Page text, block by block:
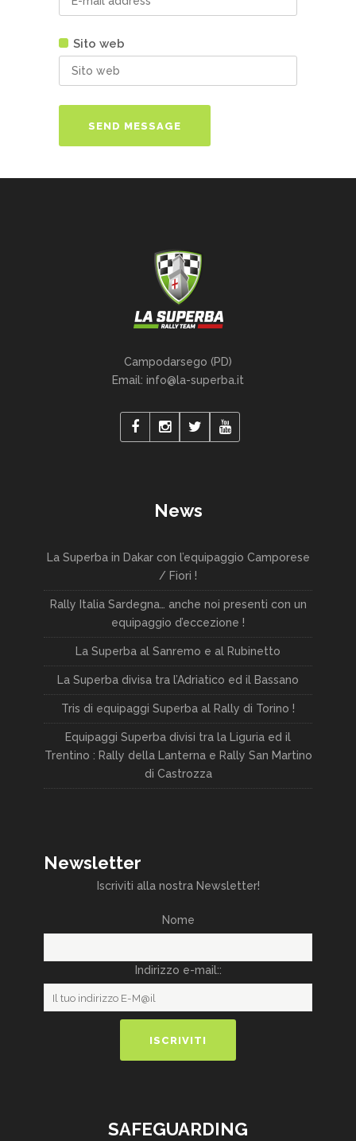
Sito web
Campodarsego (PD)
Email: info@la-superba.it
News
La Superba in Dakar con l’equipaggio Camporese
/ Fiori !
Rally Italia Sardegna… anche noi presenti con un
equipaggio d’eccezione !
La Superba al Sanremo e al Rubinetto
La Superba divisa tra l’Adriatico ed il Bassano
Tris di equipaggi Superba al Rally di Torino !
Equipaggi Superba divisi tra la Liguria ed il
Trentino : Rally della Lanterna e Rally San Martino
di Castrozza
Newsletter
Iscriviti alla nostra Newsletter!
Nome
Indirizzo e-mail::
SAFEGUARDING